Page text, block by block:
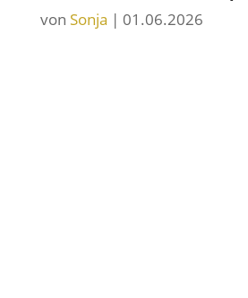
von Sonja | 01.06.2026